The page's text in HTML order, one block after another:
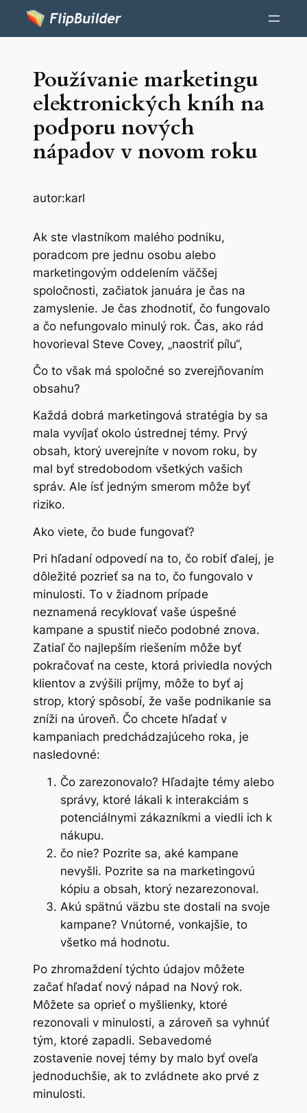
Používanie marketingu
elektronických kníh na
podporu nových
nápadov v novom roku
autor:karl
Ak ste vlastníkom malého podniku,
poradcom pre jednu osobu alebo
marketingovým oddelením väčšej
spoločnosti, začiatok januára je čas na
zamyslenie. Je čas zhodnotiť, čo fungovalo
a čo nefungovalo minulý rok. Čas, ako rád
hovorieval Steve Covey, „naostriť pílu“,
Čo to však má spoločné so zverejňovaním
obsahu?
Každá dobrá marketingová stratégia by sa
mala vyvíjať okolo ústrednej témy. Prvý
obsah, ktorý uverejníte v novom roku, by
mal byť stredobodom všetkých vašich
správ. Ale ísť jedným smerom môže byť
riziko.
Ako viete, čo bude fungovať?
Pri hľadaní odpovedí na to, čo robiť ďalej, je
dôležité pozrieť sa na to, čo fungovalo v
minulosti. To v žiadnom prípade
neznamená recyklovať vaše úspešné
kampane a spustiť niečo podobné znova.
Zatiaľ čo najlepším riešením môže byť
pokračovať na ceste, ktorá priviedla nových
klientov a zvýšili príjmy, môže to byť aj
strop, ktorý spôsobí, že vaše podnikanie sa
zníži na úroveň. Čo chcete hľadať v
kampaniach predchádzajúceho roka, je
nasledovné:
Čo zarezonovalo? Hľadajte témy alebo
správy, ktoré lákali k interakciám s
potenciálnymi zákazníkmi a viedli ich k
nákupu.
čo nie? Pozrite sa, aké kampane
nevyšli. Pozrite sa na marketingovú
kópiu a obsah, ktorý nezarezonoval.
Akú spätnú väzbu ste dostali na svoje
kampane? Vnútorné, vonkajšie, to
všetko má hodnotu.
Po zhromaždení týchto údajov môžete
začať hľadať nový nápad na Nový rok.
Môžete sa oprieť o myšlienky, ktoré
rezonovali v minulosti, a zároveň sa vyhnúť
tým, ktoré zapadli. Sebavedomé
zostavenie novej témy by malo byť oveľa
jednoduchšie, ak to zvládnete ako prvé z
minulosti.